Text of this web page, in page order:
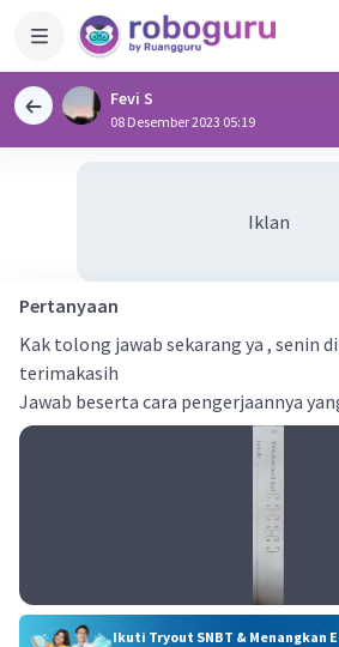
Fevi S
08 Desember 2023 05:19
Iklan
Pertanyaan
Kak tolong jawab sekarang ya , senin
terimakasih
Jawab beserta cara pengerjaannya
Ikuti Tryout SNBT & Menangkan